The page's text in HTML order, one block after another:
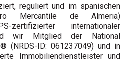
reguliert und im spanischen
Mercantile de Almeria)
zertifizierter internationaler
wir Mitglied der National
(NRDS-ID: 061237049) und in
Immobiliendienstleister und